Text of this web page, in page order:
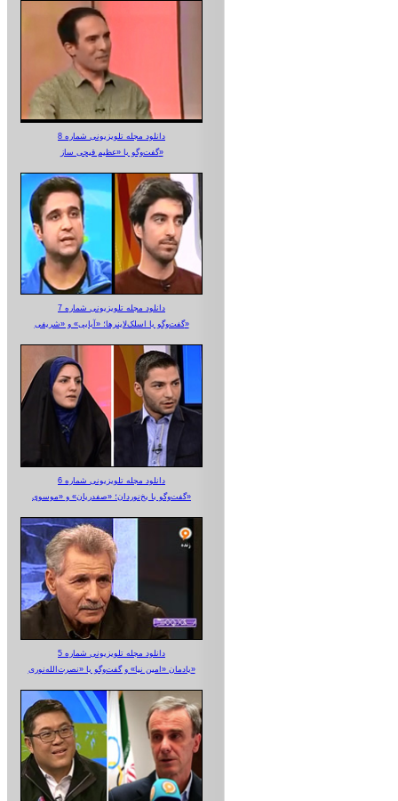
دانلود مجله تلویزیونی شماره 8
گفت‌وگو با «عظیم قیچی ساز»
دانلود مجله تلویزیونی شماره 7
گفت‌وگو با اسلک‌لاینرها؛ «آبایی» و «شریفی»
دانلود مجله تلویزیونی شماره 6
گفت‌وگو با یخ‌نوردان؛ «صفدریان» و «موسوی»
دانلود مجله تلویزیونی شماره 5
یادمان «امین نیا» و گفت‌وگو با «نصرت‌الله‌نوری»